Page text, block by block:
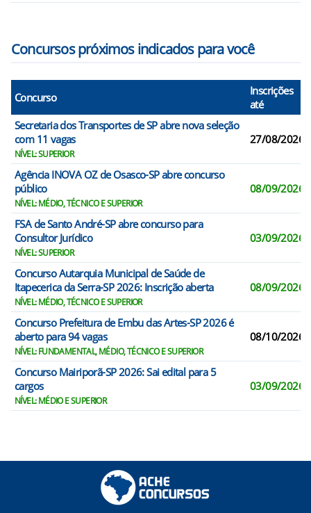
Concursos próximos indicados para você
Concurso
Inscrições
até
Secretaria dos Transportes de SP abre nova seleção
com 11 vagas
NÍVEL: SUPERIOR
27/08/2026
Agência INOVA OZ de Osasco-SP abre concurso
público
NÍVEL: MÉDIO, TÉCNICO E SUPERIOR
08/09/2026
FSA de Santo André-SP abre concurso para
Consultor Jurídico
NÍVEL: SUPERIOR
03/09/2026
Concurso Autarquia Municipal de Saúde de
Itapecerica da Serra-SP 2026: Inscrição aberta
NÍVEL: MÉDIO, TÉCNICO E SUPERIOR
08/09/2026
Concurso Prefeitura de Embu das Artes-SP 2026 é
aberto para 94 vagas
NÍVEL: FUNDAMENTAL, MÉDIO, TÉCNICO E SUPERIOR
08/10/2026
Concurso Mairiporã-SP 2026: Sai edital para 5
cargos
NÍVEL: MÉDIO E SUPERIOR
03/09/2026